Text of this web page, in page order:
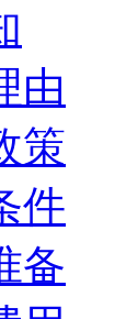
由
策
件
备